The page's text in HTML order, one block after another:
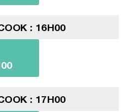
: 16H00
: 17H00